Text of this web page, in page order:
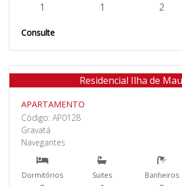
1 1 2
Consulte
Residencial Ilha de
APARTAMENTO
Código: AP0128
Gravatá
Navegantes
Dormitórios Suites Banheiros